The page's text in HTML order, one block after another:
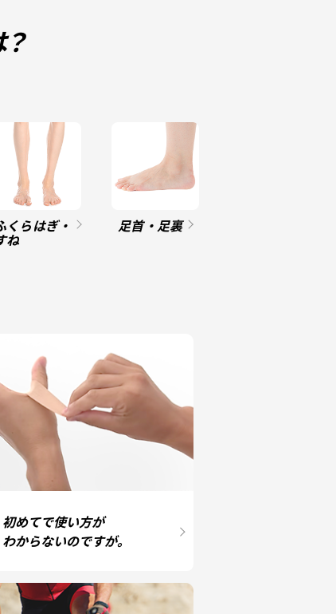
くらはぎ・
ね
足首・足裏
初めてで使い方が
わからないのですが。